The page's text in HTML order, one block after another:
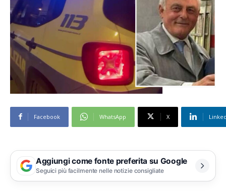
Facebook WhatsApp X
Aggiungi come fonte preferita su Google
Seguici più facilmente nelle notizie consigliate